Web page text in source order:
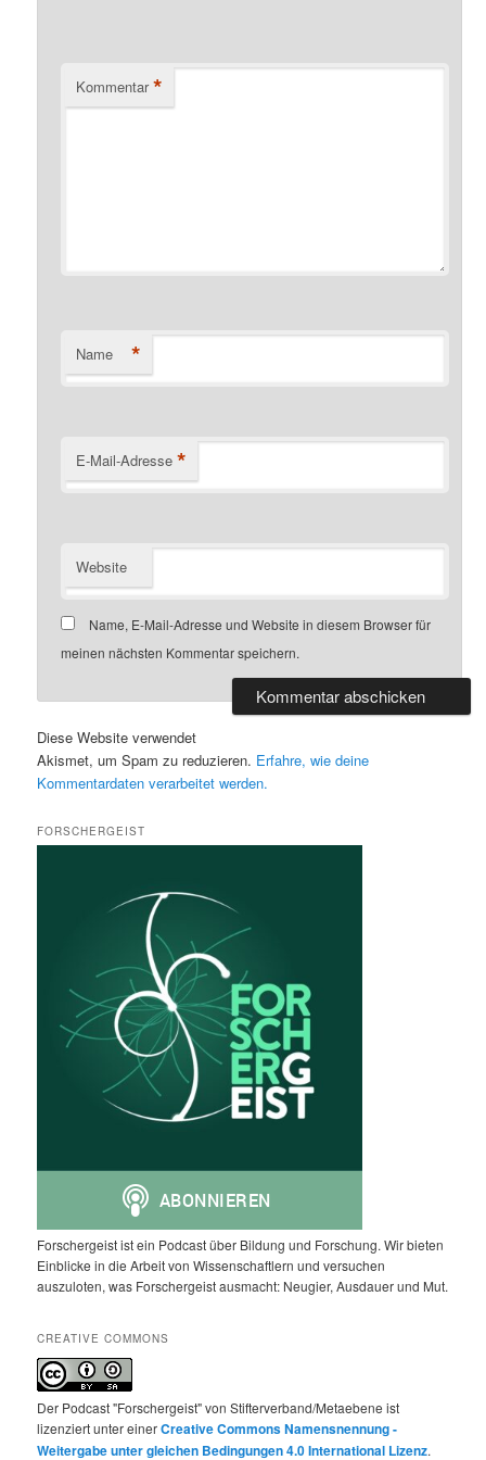
Kommentar *
Name *
E-Mail-Adresse *
Website
Name, E-Mail-Adresse und Website in diesem Browser für
meinen nächsten Kommentar speichern.
Diese Website verwendet
Akismet, um Spam zu reduzieren. Erfahre, wie deine
Kommentardaten verarbeitet werden.
FORSCHERGEIST
Forschergeist ist ein Podcast über Bildung und Forschung. Wir bieten
Einblicke in die Arbeit von Wissenschaftlern und versuchen
auszuloten, was Forschergeist ausmacht: Neugier, Ausdauer und Mut.
CREATIVE COMMONS
Der Podcast "Forschergeist" von Stifterverband/Metaebene ist
lizenziert unter einerCreative Commons Namensnennung -
Weitergabe unter gleichen Bedingungen 4.0 International Lizenz.